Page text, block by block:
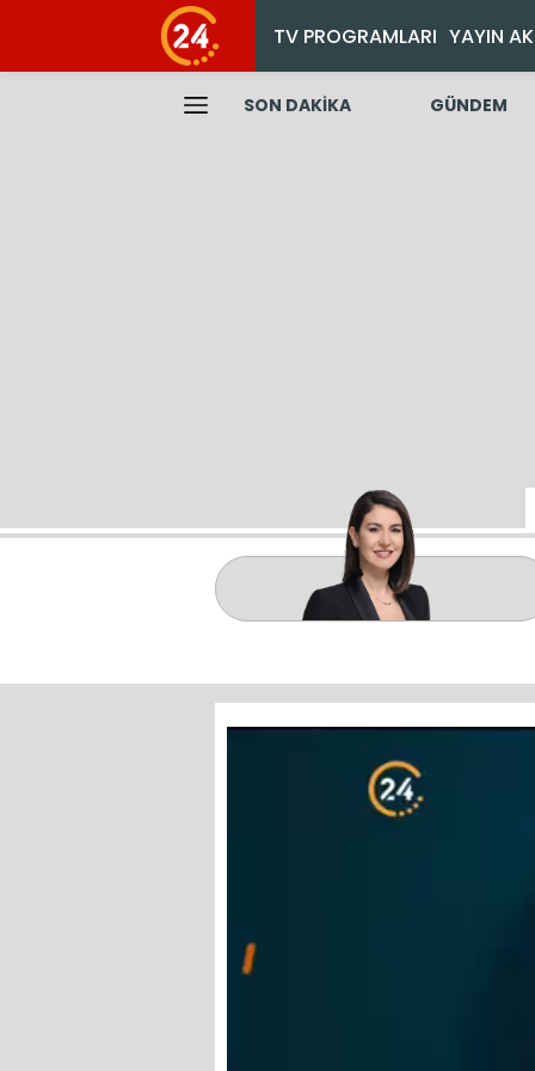
TV PROGRAMLARI YAYIN
SON DAKİKA GÜNDEM